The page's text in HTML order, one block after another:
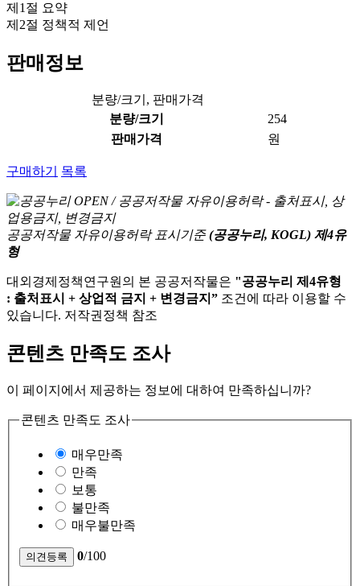
제1절 요약
제2절 정책적 제언
판매정보
분량/크기, 판매가격
분량/크기
254
판매가격
원
구매하기 목록
공공저작물 자유이용허락 표시기준 (공공누리, KOGL) 제4유
형
대외경제정책연구원의 본 공공저작물은 "공공누리 제4유형
: 출처표시 + 상업적 금지 + 변경금지” 조건에 따라 이용할 수
있습니다. 저작권정책 참조
콘텐츠 만족도 조사
이 페이지에서 제공하는 정보에 대하여 만족하십니까?
콘텐츠 만족도 조사
매우만족
만족
보통
불만족
매우불만족
0/100